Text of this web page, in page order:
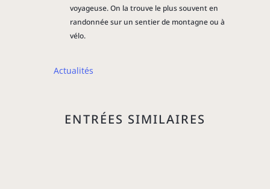
voyageuse. On la trouve le plus souvent en
randonnée sur un sentier de montagne ou à
vélo.
Actualités
ENTRÉES SIMILAIRES